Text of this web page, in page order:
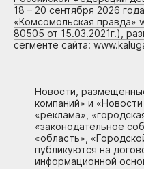
18 – 20 сентября 2026
«Комсомольская
80505 от 15.03.2021г.),
сегменте сайта:
Новости,
компаний» и «
«реклама»,
«законодательное
«область»,
публикуются на
информационной